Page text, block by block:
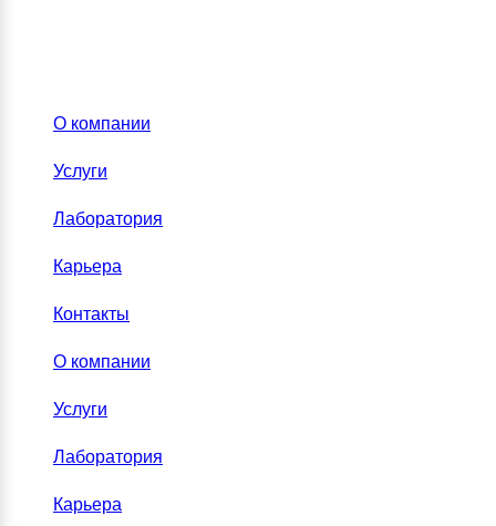
О компании
Услуги
Лаборатория
Карьера
Контакты
О компании
Услуги
Лаборатория
Карьера